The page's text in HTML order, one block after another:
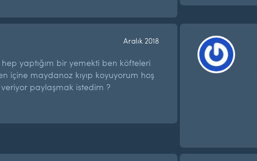
Aralık 2018
yaptığım bir yemekti ben köfteleri
içine maydanoz kıyıp koyuyorum hoş
paylaşmak istedim ?